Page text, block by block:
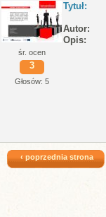
śr. ocen
3
Głosów: 5
Tytuł
Autor
Opis
‹ poprzednia strona